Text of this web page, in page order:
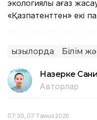
экологиялық қағаз
«Қазпатенттен» екі
Қызылорда Білім
Назерке
Авторлар
07:30, 07 Тамыз 2026